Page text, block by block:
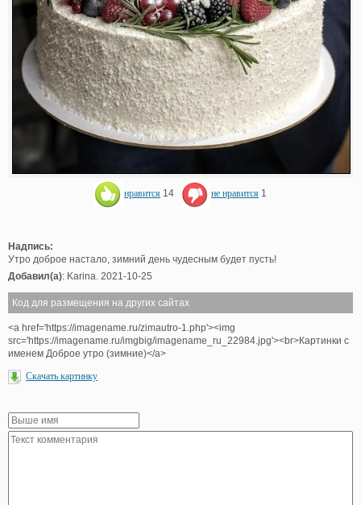
нравится 14 не нравится 1
Надпись:
Утро доброе настало, зимний день чудесным будет пусть!
Добавил(а): Karina. 2021-10-25
Код для размещения на других сайтах
<a href='https://imagename.ru/zimautro-1.php'><img
src='https://imagename.ru/imgbig/imagename_ru_22984.jpg'><br>Картинки с
именем Доброе утро (зимние)</a>
Скачать картинку